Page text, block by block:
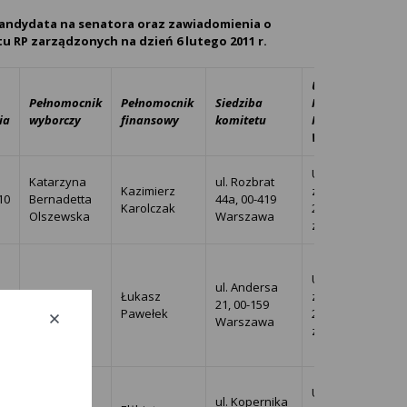
na senatora oraz zawiadomienia o
zarządzonych na dzień 6 lutego 2011 r.
Pełnomocnik
wyborczy
Pełnomocnik
finansowy
Siedziba
komitetu
Uchwała
Państwowej
Komisji
Wyborczej
Katarzyna
Bernadetta
Olszewska
Kazimierz
Karolczak
ul. Rozbrat
44a, 00-419
Warszawa
Uchwała PKW
z dnia 2010-12-
20 o przyjęciu
zawiadomienia
Wójtowicz
Łukasz
Pawełek
ul. Andersa
21, 00-159
Warszawa
Uchwała PKW
z dnia 2010-12-
20 o przyjęciu
zawiadomienia
ul. Kopernika
Uchwała PKW